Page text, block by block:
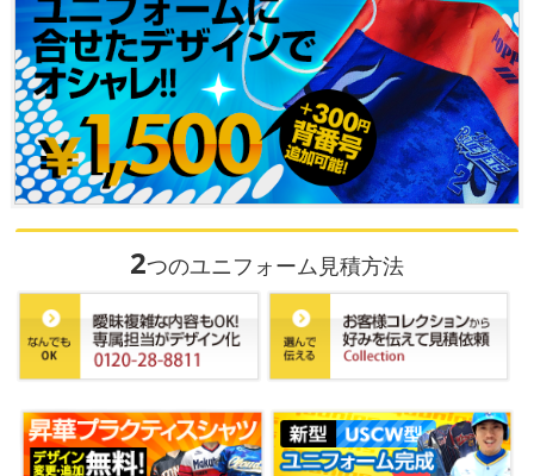
2つのユニフォーム見積方法